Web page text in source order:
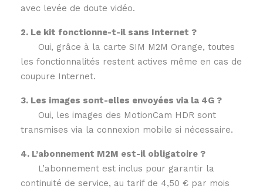
avec levée de doute vidéo.
2. Le kit fonctionne-t-il sans Internet ?
Oui, grâce à la carte SIM M2M Orange, toutes
les fonctionnalités restent actives même en cas de
coupure Internet.
3. Les images sont-elles envoyées via la 4G ?
Oui, les images des MotionCam HDR sont
transmises via la connexion mobile si nécessaire.
4. L’abonnement M2M est-il obligatoire ?
L’abonnement est inclus pour garantir la
continuité de service, au tarif de 4,50 € par mois